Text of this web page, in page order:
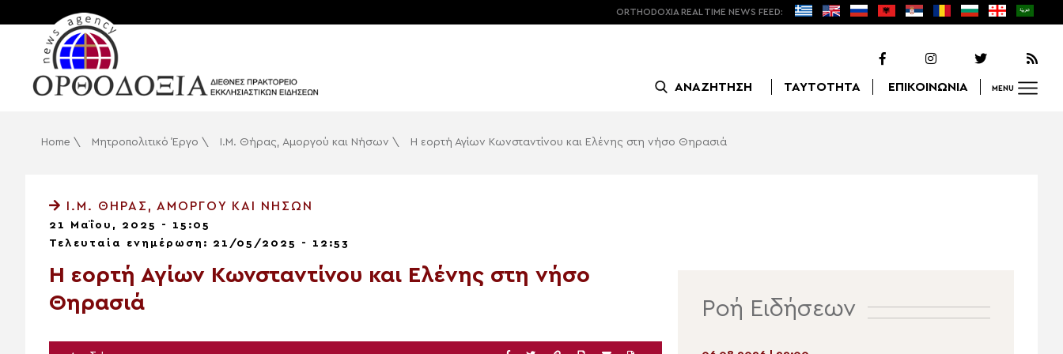
ORTHODOXIA REAL TIME NEWS FEED:
ΑΝΑΖΗΤΗΣΗ ΤΑΥΤΟΤΗΤΑ ΕΠΙΚΟΙΝΩΝΙΑ MENU
Home \ Μητροπολιτικό Έργο \ Ι.Μ. Θήρας, Αμοργού και Νήσων \ Η εορτή Αγίων Κωνσταντίνου και Ελένης στη νήσο Θηρασιά
Ι.Μ. ΘΉΡΑΣ, ΑΜΟΡΓΟΎ ΚΑΙ ΝΉΣΩΝ
21 Μαΐου, 2025 - 15:05
Τελευταία ενημέρωση: 21/05/2025 - 12:53
Η εορτή Αγίων Κωνσταντίνου και Ελένης στη νήσο
Θηρασιά
Ροή Ειδήσεων